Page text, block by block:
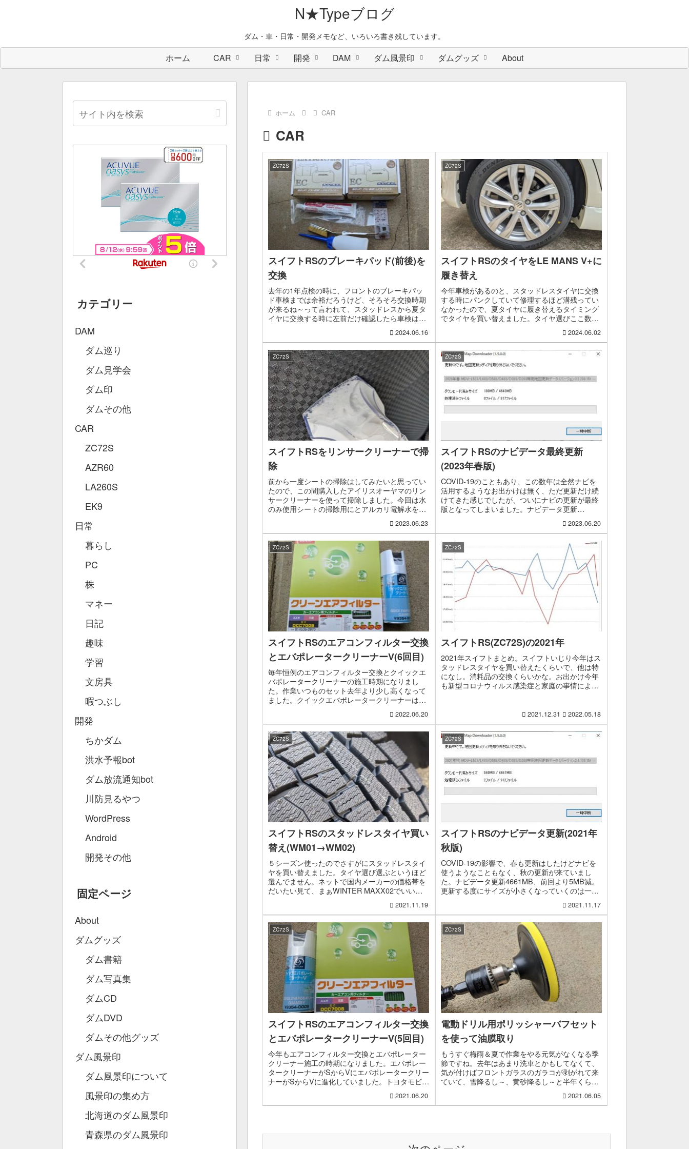
N★Typeブログ
ダム・車・日常・開発メモなど、いろいろ書き残しています。
ホーム CAR 日常 開発 DAM ダム風景印 ダムグッズ About
ホーム CAR
CAR
ZC72S
スイフトRSのブレーキパッド(前後)を
交換
去年の1年点検の時に、フロントのブレーキパッ
ド車検までは余裕だろうけど、そろそろ交換時期
が来るね～って言われて、スタッドレスから夏タ
イヤに交換する時に左前だけ確認したら車検は全
2024.06.16
ZC72S
スイフトRSのタイヤをLE MANS V+に
履き替え
今年車検があるのと、スタッドレスタイヤに交換
する時にパンクしていて修理するほど溝残ってい
なかったので、夏タイヤに履き替えるタイミング
でタイヤを買い替えました。タイヤ選びここ数年
2024.06.02
ZC72S
スイフトRSをリンサークリーナーで掃
除
前から一度シートの掃除はしてみたいと思ってい
たので、この間購入したアイリスオーヤマのリン
サークリーナーを使って掃除しました。今回は水
のみ使用シートの掃除用にとアルカリ電解水を注
2023.06.23
ZC72S
スイフトRSのナビデータ最終更新
(2023年春版)
COVID-19のこともあり、この数年は全然ナビを
活用するようなお出かけは無く、ただ更新だけ続
けてきた感じでしたが、ついにナビの更新が最終
版となってしまいました。ナビデータ更新
2023.06.20
ZC72S
スイフトRSのエアコンフィルター交換
とエバポレータークリーナーV(6回目)
毎年恒例のエアコンフィルター交換とクイックエ
バポレータークリーナーの施工時期になりまし
た。作業いつものセット去年より少し高くなって
ました。クイックエバポレータークリーナーは去
2022.06.20
ZC72S
スイフトRS(ZC72S)の2021年
2021年スイフトまとめ。スイフトいじり今年はス
タッドレスタイヤを買い替えたくらいで、他は特
になし。消耗品の交換くらいかな。お出かけ今年
も新型コロナウィルス感染症と家庭の事情により
2021.12.31 2022.05.18
ZC72S
スイフトRSのスタッドレスタイヤ買い
替え(WM01→WM02)
５シーズン使ったのでさすがにスタッドレスタイ
ヤを買い替えました。タイヤ選び選ぶというほど
選んでません。ネットで国内メーカーの価格帯を
だいたい見て、まぁWINTER MAXX02でいい
2021.11.19
ZC72S
スイフトRSのナビデータ更新(2021年
秋版)
COVID-19の影響で、春も更新はしたけどナビを
使うようなこともなく、秋の更新が来ていまし
た。ナビデータ更新4661MB、前回より5MB減。
更新する度にサイズが小さくなっていくのは一体
2021.11.17
ZC72S
スイフトRSのエアコンフィルター交換
とエバポレータークリーナーV(5回目)
今年もエアコンフィルター交換とエバポレーター
クリーナー施工の時期になりました。エバポレー
タークリーナーがSからVにエバポレータークリー
ナーがSからVに進化していました。トヨタモビリ
2021.06.20
ZC72S
電動ドリル用ポリッシャーバフセット
を使って油膜取り
もうすぐ梅雨＆夏で作業をやる元気がなくなる季
節ですね。去年はあまり洗車とかもしてなくて、
気が付けばフロントガラスのガラコが剥がれて来
ていて、雪降るし～、黄砂降るし～と半年くらい
2021.06.05
カテゴリー
DAM
ダム巡り
ダム見学会
ダム印
ダムその他
CAR
ZC72S
AZR60
LA260S
EK9
日常
暮らし
PC
株
マネー
日記
趣味
学習
文房具
暇つぶし
開発
ちかダム
洪水予報bot
ダム放流通知bot
川防見るやつ
WordPress
Android
開発その他
固定ページ
About
ダムグッズ
ダム書籍
ダム写真集
ダムCD
ダムDVD
ダムその他グッズ
ダム風景印
ダム風景印について
風景印の集め方
北海道のダム風景印
青森県のダム風景印